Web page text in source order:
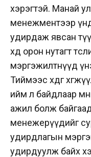
хэрэгтэй. Манай
менежментээр
удирдаж явсан
хөдөө орон нутагт
мэргэжилтнүүд
Тиймээс хөдөөг
ийм л байдлаар
ажил болж
менежерүүдийг
удирдлагын
удирдуулж байх